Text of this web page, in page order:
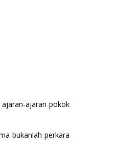
ajaran pokok
bukanlah perkara